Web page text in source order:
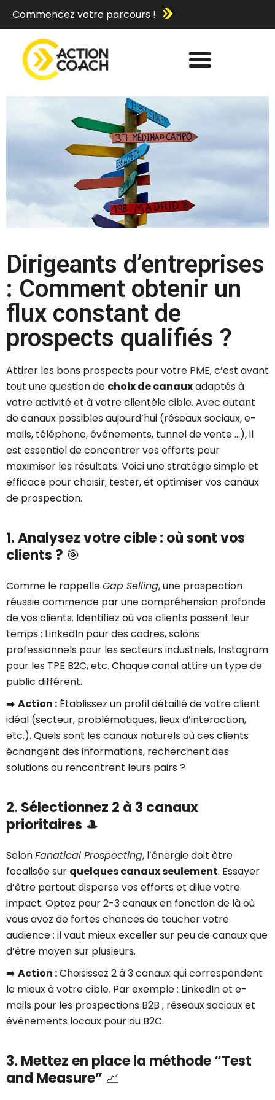
Commencez votre parcours !
Dirigeants d’entreprises
: Comment obtenir un
flux constant de
prospects qualifiés ?
Attirer les bons prospects pour votre PME, c’est avant
tout une question de choix de canauxadaptés à
votre activité et à votre clientèle cible. Avec autant
de canaux possibles aujourd’hui (réseaux sociaux, e-
mails, téléphone, événements, tunnel de vente …), il
est essentiel de concentrer vos efforts pour
maximiser les résultats. Voici une stratégie simple et
efficace pour choisir, tester, et optimiser vos canaux
de prospection.
1. Analysez votre cible : où sont vos
clients ? 🎯
Comme le rappelleGap Selling, une prospection
réussie commence par une compréhension profonde
de vos clients. Identifiez où vos clients passent leur
temps : LinkedIn pour des cadres, salons
professionnels pour les secteurs industriels, Instagram
pour les TPE B2C, etc. Chaque canal attire un type de
public différent.
➡️ Action : Établissez un profil détaillé de votre client
idéal (secteur, problématiques, lieux d’interaction,
etc.). Quels sont les canaux naturels où ces clients
échangent des informations, recherchent des
solutions ou rencontrent leurs pairs ?
2. Sélectionnez 2 à 3 canaux
prioritaires 🎩
SelonFanatical Prospecting, l’énergie doit être
focalisée sur quelques canaux seulement. Essayer
d’être partout disperse vos efforts et dilue votre
impact. Optez pour 2-3 canaux en fonction de là où
vous avez de fortes chances de toucher votre
audience : il vaut mieux exceller sur peu de canaux que
d’être moyen sur plusieurs.
➡️ Action :Choisissez 2 à 3 canaux qui correspondent
le mieux à votre cible. Par exemple : LinkedIn et e-
mails pour les prospections B2B ; réseaux sociaux et
événements locaux pour du B2C.
3. Mettez en place la méthode “Test
and Measure” 📈